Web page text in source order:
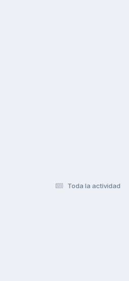
Toda la actividad